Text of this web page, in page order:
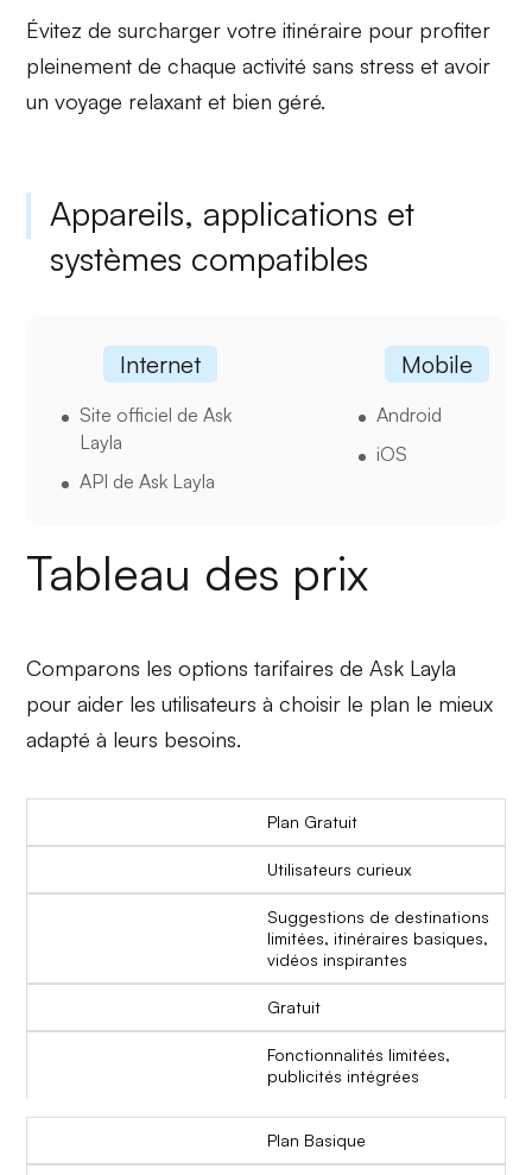
Évitez desurcharger votre itinéraire pour profiter
pleinement de chaque activité sans stress et avoir
un voyage relaxant et bien géré.
Appareils, applications et
systèmes compatibles
Internet
Site officiel de Ask
Layla
API de Ask Layla
Mobile
Android
iOS
Tableau des prix
Comparons les options tarifaires de Ask Layla
pour aider les utilisateurs à choisir le plan le mieux
adapté à leurs besoins.
Plan Gratuit
Utilisateurs curieux
Suggestions de destinations
limitées, itinéraires basiques,
vidéos inspirantes
Gratuit
Fonctionnalités limitées,
publicités intégrées
Plan Basique